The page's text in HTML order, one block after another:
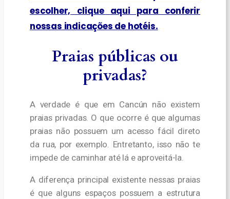
escolher, clique aqui para conferir
nossas indicações de hotéis.
Praias públicas ou
privadas?
A verdade é que em Cancún não existem
praias privadas. O que ocorre é que algumas
praias não possuem um acesso fácil direto
da rua, por exemplo. Entretanto, isso não te
impede de caminhar até lá e aproveitá-la.
A diferença principal existente nessas praias
é que alguns espaços possuem a estrutura